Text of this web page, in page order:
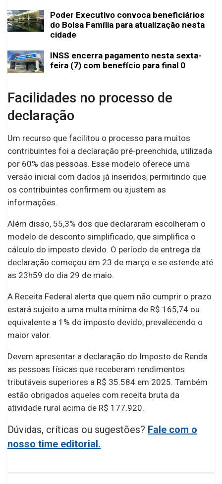
Poder Executivo convoca beneficiários
do Bolsa Família para atualização nesta
cidade
INSS encerra pagamento nesta sexta-
feira (7) com benefício para final 0
Facilidades no processo de
declaração
Um recurso que facilitou o processo para muitos
contribuintes foi a declaração pré-preenchida, utilizada
por 60% das pessoas. Esse modelo oferece uma
versão inicial com dados já inseridos, permitindo que
os contribuintes confirmem ou ajustem as
informações.
Além disso, 55,3% dos que declararam escolheram o
modelo de desconto simplificado, que simplifica o
cálculo do imposto devido. O período de entrega da
declaração começou em 23 de março e se estende até
as 23h59 do dia 29 de maio.
A Receita Federal alerta que quem não cumprir o prazo
estará sujeito a uma multa mínima de R$ 165,74 ou
equivalente a 1% do imposto devido, prevalecendo o
maior valor.
Devem apresentar a declaração do Imposto de Renda
as pessoas físicas que receberam rendimentos
tributáveis superiores a R$ 35.584 em 2025. Também
estão obrigados aqueles com receita bruta da
atividade rural acima de R$ 177.920.
Dúvidas, críticas ou sugestões? Fale com o
nosso time editorial.